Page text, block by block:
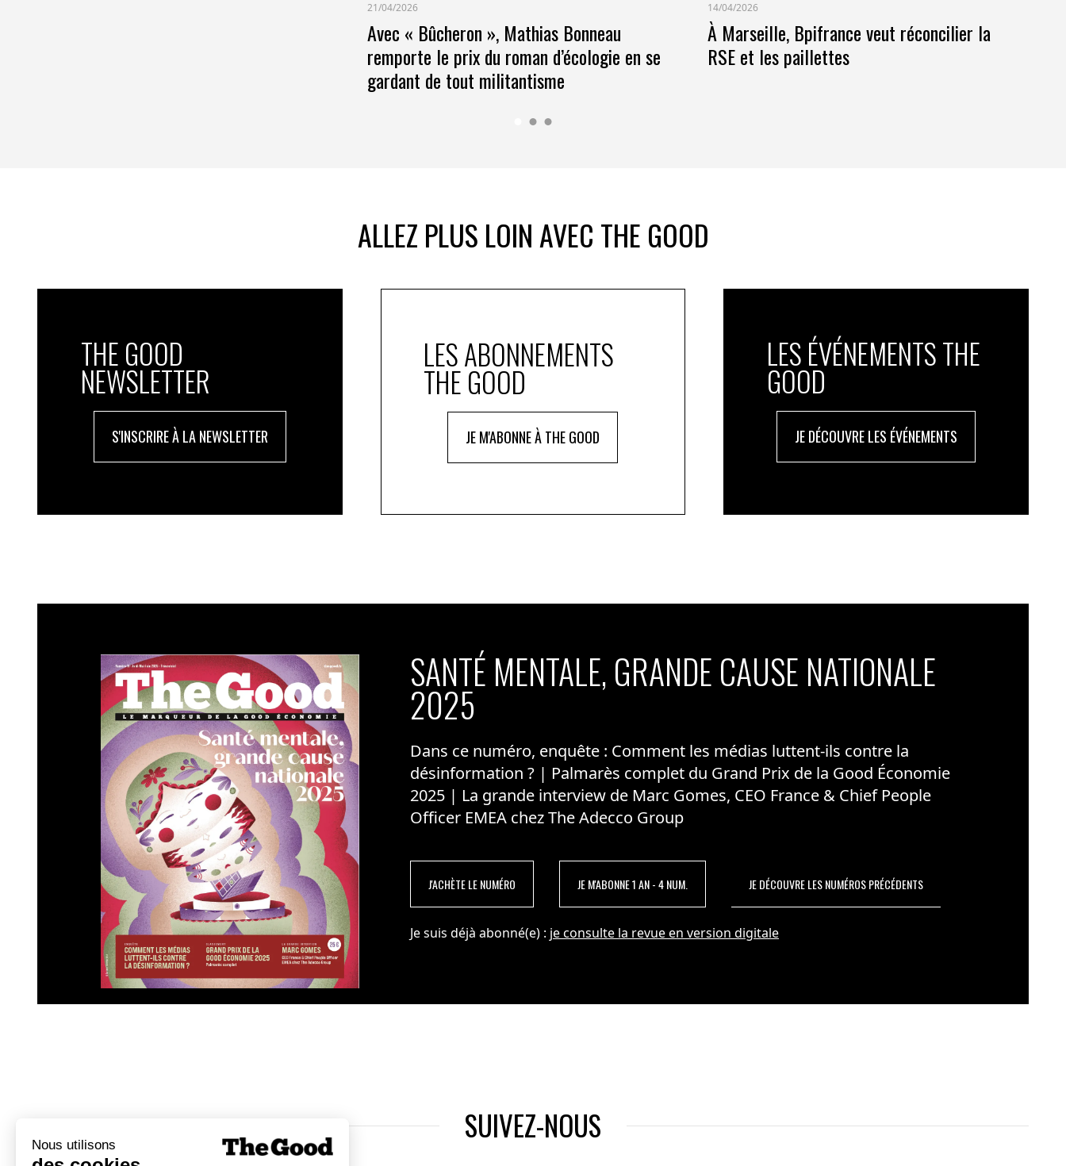
21/04/2026
Avec « Bûcheron », Mathias Bonneau
remporte le prix du roman d’écologie en se
gardant de tout militantisme
14/04/2026
À Marseille, Bpifrance veut réconcilier la
RSE et les paillettes
ALLEZ PLUS LOIN AVEC THE GOOD
THE GOOD
NEWSLETTER
S'INSCRIRE À LA NEWSLETTER
LES ABONNEMENTS
THE GOOD
JE M'ABONNE À THE GOOD
LES ÉVÉNEMENTS THE
GOOD
JE DÉCOUVRE LES ÉVÉNEMENTS
SANTÉ MENTALE, GRANDE CAUSE NATIONALE
2025
Dans ce numéro, enquête : Comment les médias luttent-ils contre la
désinformation ? | Palmarès complet du Grand Prix de la Good Économie
2025 | La grande interview de Marc Gomes, CEO France & Chief People
Officer EMEA chez The Adecco Group
J'ACHÈTE LE NUMÉRO JE M'ABONNE 1 AN - 4 NUM. JE DÉCOUVRE LES NUMÉROS PRÉCÉDENTS
Je suis déjà abonné(e) : je consulte la revue en version digitale
SUIVEZ-NOUS